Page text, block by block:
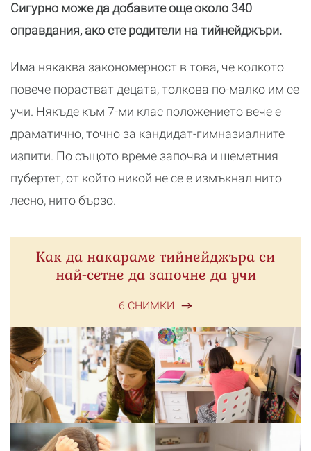
Сигурно може да добавите още около 340
оправдания, ако сте родители на тийнейджъри.
Има някаква закономерност в това, че колкото
повече порастват децата, толкова по-малко им се
учи. Някъде към 7-ми клас положението вече е
драматично, точно за кандидат-гимназиалните
изпити. По същото време започва и шеметния
пубертет, от който никой не се е измъкнал нито
лесно, нито бързо.
Как да накараме тийнейджъра си
най-сетне да започне да учи
6 СНИМКИ